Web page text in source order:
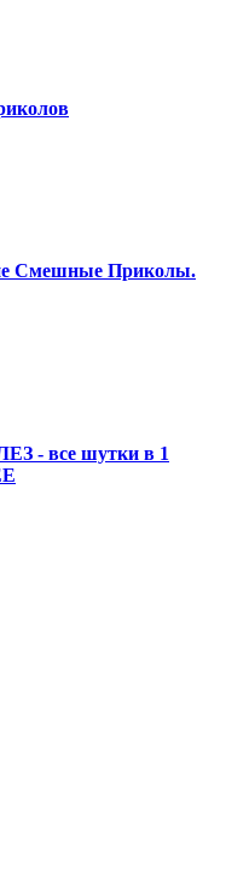
Смешные Приколы.
- все шутки в 1